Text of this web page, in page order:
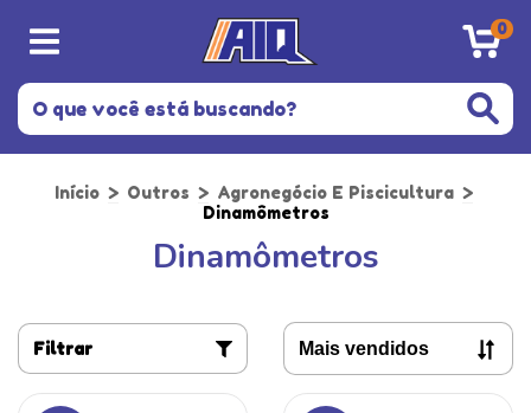
0
Início > Outros > Agronegócio E Piscicultura >
Dinamômetros
Dinamômetros
Filtrar